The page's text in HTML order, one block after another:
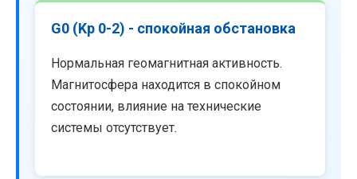
G0 (Kp 0-2) - спокойная обстановка
Нормальная геомагнитная активность.
Магнитосфера находится в спокойном
состоянии, влияние на технические
системы отсутствует.